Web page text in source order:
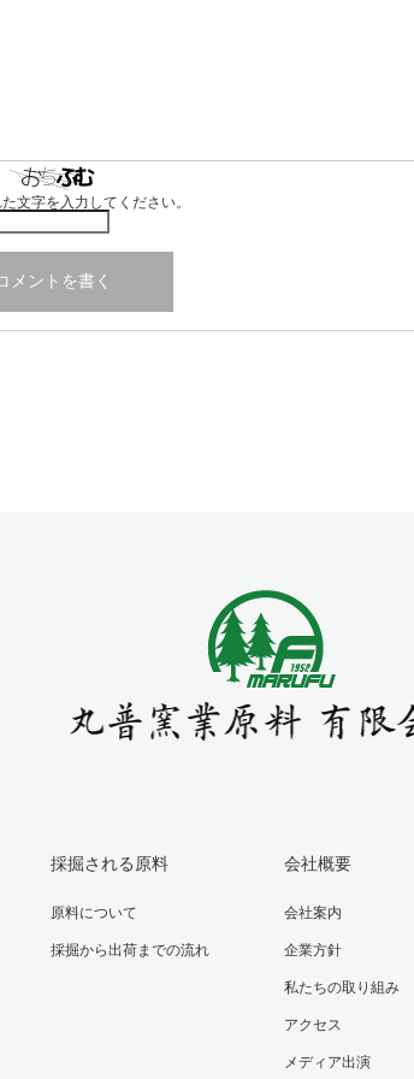
文字を入力してください。
採掘される原料
原料について
採掘から出荷までの流れ
会社概要
会社案内
企業方針
私たちの取り組み
アクセス
メディア出演